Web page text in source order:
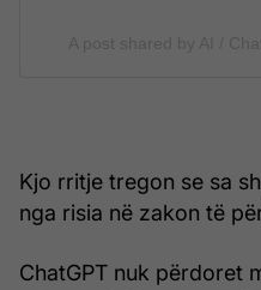
Kjo rritje tregon se sa
nga risia në zakon të
ChatGPT nuk përdoret